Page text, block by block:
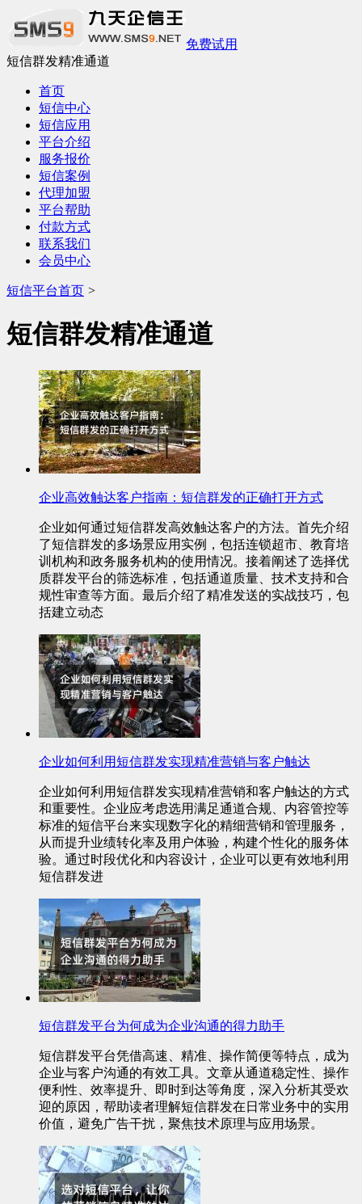
免费试用
短信群发精准通道
首页
短信中心
短信应用
平台介绍
服务报价
短信案例
代理加盟
平台帮助
付款方式
联系我们
会员中心
短信平台首页 >
短信群发精准通道
企业高效触达客户指南：短信群发的正确打开方式
企业如何通过短信群发高效触达客户的方法。首先介绍
了短信群发的多场景应用实例，包括连锁超市、教育培
训机构和政务服务机构的使用情况。接着阐述了选择优
质群发平台的筛选标准，包括通道质量、技术支持和合
规性审查等方面。最后介绍了精准发送的实战技巧，包
括建立动态
企业如何利用短信群发实现精准营销与客户触达
企业如何利用短信群发实现精准营销和客户触达的方式
和重要性。企业应考虑选用满足通道合规、内容管控等
标准的短信平台来实现数字化的精细营销和管理服务，
从而提升业绩转化率及用户体验，构建个性化的服务体
验。通过时段优化和内容设计，企业可以更有效地利用
短信群发进
短信群发平台为何成为企业沟通的得力助手
短信群发平台凭借高速、精准、操作简便等特点，成为
企业与客户沟通的有效工具。文章从通道稳定性、操作
便利性、效率提升、即时到达等角度，深入分析其受欢
迎的原因，帮助读者理解短信群发在日常业务中的实用
价值，避免广告干扰，聚焦技术原理与应用场景。